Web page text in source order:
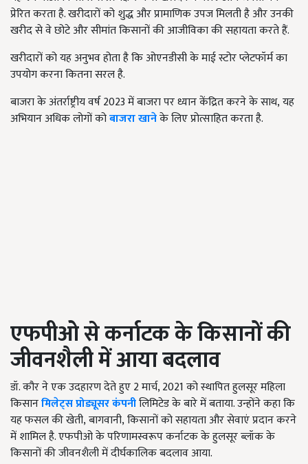
प्रेरित करता है. खरीदारों को शुद्ध और प्रामाणिक उपज मिलती है और उनकी
खरीद से वे छोटे और सीमांत किसानों की आजीविका की सहायता करते हैं.
खरीदारों को यह अनुभव होता है कि ओएनडीसी के माई स्टोर प्लेटफॉर्म का
उपयोग करना कितना सरल है.
बाजरा के अंतर्राष्ट्रीय वर्ष 2023 में बाजरा पर ध्यान केंद्रित करने के साथ,यह
अभियान अधिक लोगों कोबाजरा खानेके लिए प्रोत्साहित करता है.
एफपीओ से कर्नाटक के किसानों की
जीवनशैली में आया बदलाव
डॉ. कौर ने एक उदहारण देते हुए2मार्च, 2021को स्थापित हुलसूर महिला
किसानमिलेट्स प्रोड्यूसर कंपनीलिमिटेड के बारे में बताया. उन्होंने कहा कि
यह फसल की खेती,बागवानी,किसानों को सहायता और सेवाएं प्रदान करने
में शामिल है. एफपीओ के परिणामस्वरूप कर्नाटक के हुलसूर ब्लॉक के
किसानों की जीवनशैली में दीर्घकालिक बदलाव आया.